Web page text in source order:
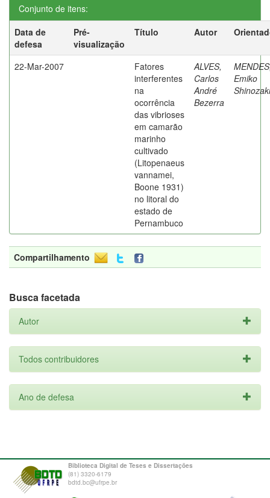
Conjunto de itens:
Data de
defesa
Pré-
visualização
Título Autor
22-Mar-2007
Fatores
interferentes
na
ocorrência
das vibrioses
em camarão
marinho
cultivado
(Litopenaeus
vannamei,
Boone 1931)
no litoral do
estado de
Pernambuco
ALVES,
Carlos
André
Bezerra
Emiko
Shinozaki
Compartilhamento
Busca facetada
Autor
Todos contribuidores
Ano de defesa
Biblioteca Digital de Teses e Dissertações
(81) 3320-6179
bdtd.bc@ufrpe.br